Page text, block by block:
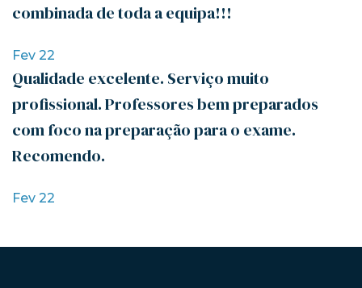
combinada de toda a equipa!!!
Fev 22
Qualidade excelente. Serviço muito
profissional. Professores bem preparados
com foco na preparação para o exame.
Recomendo.
Fev 22